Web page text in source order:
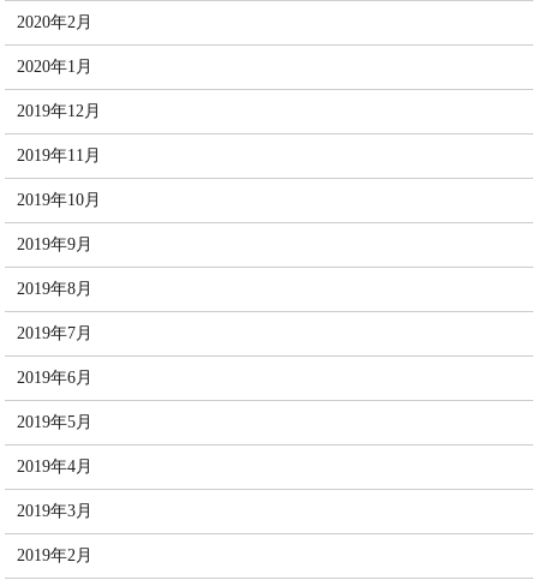
2020年2月
2020年1月
2019年12月
2019年11月
2019年10月
2019年9月
2019年8月
2019年7月
2019年6月
2019年5月
2019年4月
2019年3月
2019年2月